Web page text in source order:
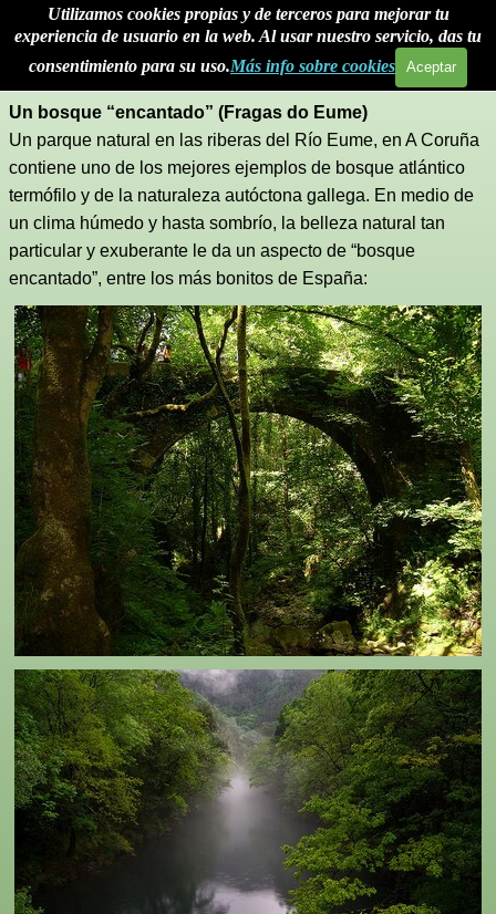
Utilizamos cookies propias y de terceros para mejorar tu
experiencia de usuario en la web. Al usar nuestro servicio, das tu
consentimiento para su uso.Más info sobre cookies Aceptar
Vaya al Contenido
Saltar menú
Turismo Rural Galicia Casa Rural Descubre Galicia Fragas do
Un bosque “encantado” (Fragas do Eume)
Un parque natural en las riberas del Río Eume, en A Coruña
contiene uno de los mejores ejemplos de bosque atlántico
termófilo y de la naturaleza autóctona gallega. En medio de
un clima húmedo y hasta sombrío, la belleza natural tan
particular y exuberante le da un aspecto de “bosque
encantado”, entre los más bonitos de España: